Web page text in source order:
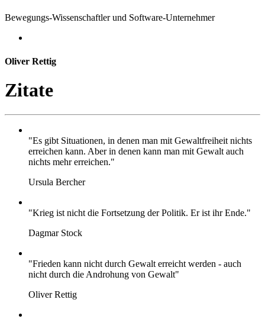
Bewegungs-Wissenschaftler und Software-Unternehmer
Oliver Rettig
Zitate
"Es gibt Situationen, in denen man mit Gewaltfreiheit nichts
erreichen kann. Aber in denen kann man mit Gewalt auch
nichts mehr erreichen."
Ursula Bercher
"Krieg ist nicht die Fortsetzung der Politik. Er ist ihr Ende."
Dagmar Stock
"Frieden kann nicht durch Gewalt erreicht werden - auch
nicht durch die Androhung von Gewalt"
Oliver Rettig